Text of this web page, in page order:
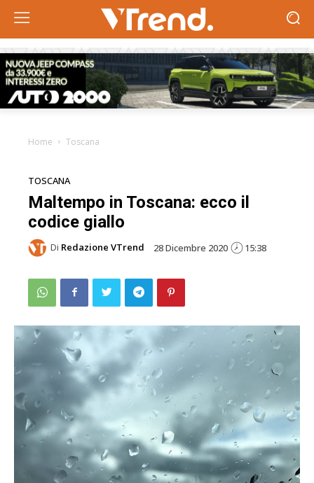
Home Toscana
TOSCANA
Maltempo in Toscana: ecco il
codice giallo
Di Redazione VTrend 28 Dicembre 2020 15:38